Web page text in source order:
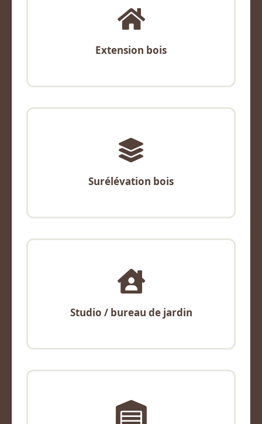
Extension bois
Surélévation bois
Studio / bureau de jardin